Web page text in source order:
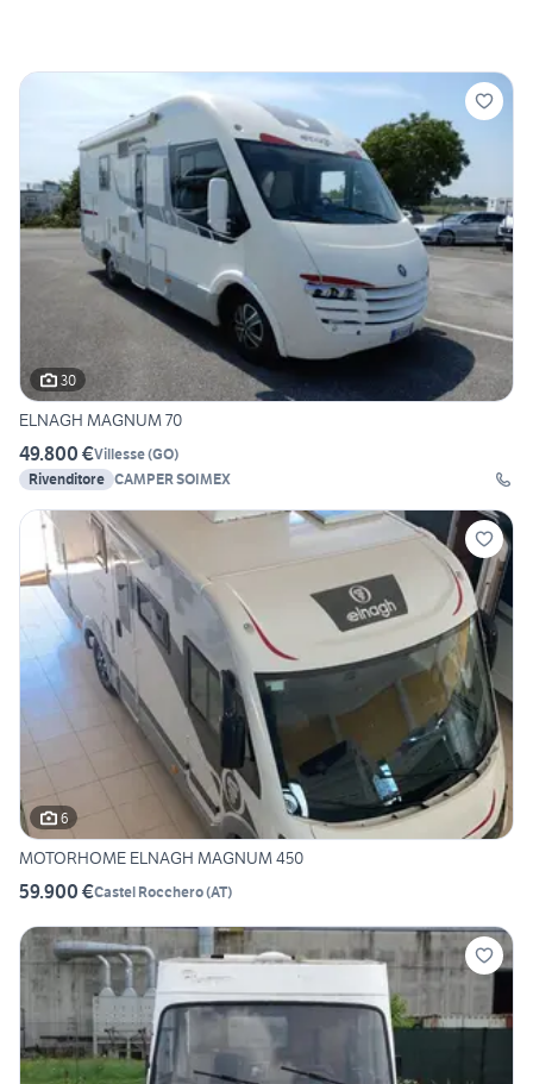
30
ELNAGH MAGNUM 70
49.800 €Villesse(GO)
Rivenditore CAMPER SOIMEX
6
MOTORHOME ELNAGH MAGNUM 450
59.900 €Castel Rocchero(AT)